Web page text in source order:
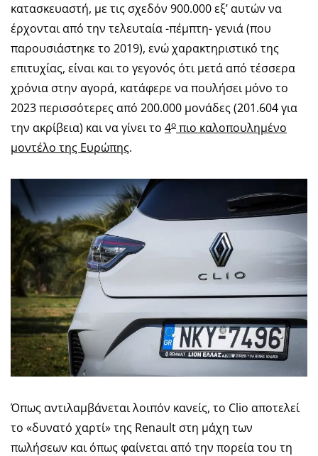
κατασκευαστή, με τις σχεδόν 900.000 εξ’ αυτών να
έρχονται από την τελευταία -πέμπτη- γενιά (που
παρουσιάστηκε το 2019), ενώ χαρακτηριστικό της
επιτυχίας, είναι και το γεγονός ότι μετά από τέσσερα
χρόνια στην αγορά, κατάφερε να πουλήσει μόνο το
2023 περισσότερες από 200.000 μονάδες (201.604 για
την ακρίβεια) και να γίνει το 4ο πιο καλοπουλημένο
μοντέλο της Ευρώπης.
Όπως αντιλαμβάνεται λοιπόν κανείς, το Clio αποτελεί
το «δυνατό χαρτί» της Renault στη μάχη των
πωλήσεων και όπως φαίνεται από την πορεία του τη